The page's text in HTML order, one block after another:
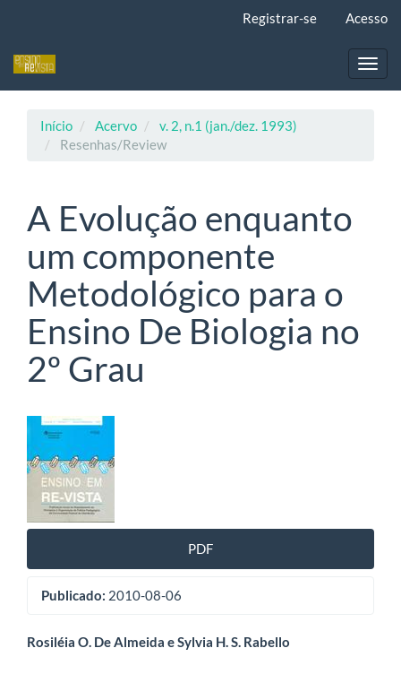
principal
Registrar-se Acesso
Início Acervo
v. 2, n.1 (jan./dez. 1993)
Resenhas/Review
A Evolução enquanto
um componente
Metodológico para o
Ensino De Biologia no
2º Grau
Barra
lateral
de
artigos
PDF
Publicado: 2010-08-06
Conteúdo
Rosiléia O. De Almeida e Sylvia H. S. Rabello